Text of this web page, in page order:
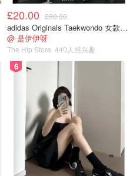
£20.00 £80.00
adidas Originals Taekwondo 女款黑色运动鞋
@ 是伊伊呀
The Hip Store 440人感兴趣
6